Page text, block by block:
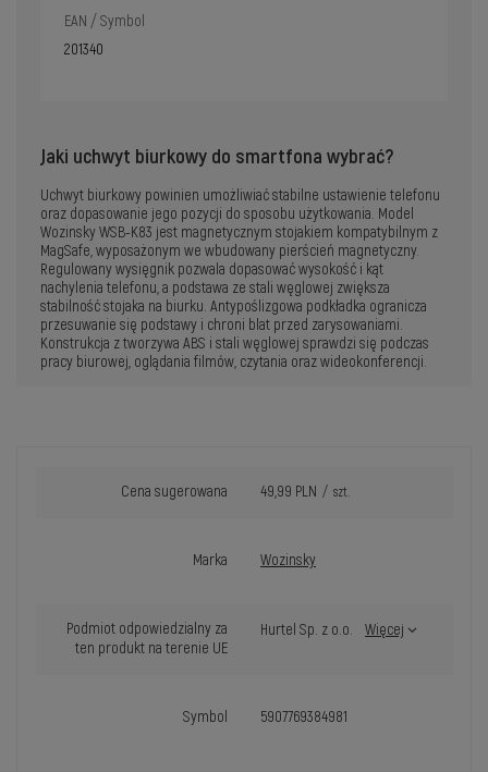
EAN / Symbol
201340
Jaki uchwyt biurkowy do smartfona wybrać?
Uchwyt biurkowy powinien umożliwiać stabilne ustawienie telefonu
oraz dopasowanie jego pozycji do sposobu użytkowania. Model
Wozinsky WSB-K83 jest magnetycznym stojakiem kompatybilnym z
MagSafe, wyposażonym we wbudowany pierścień magnetyczny.
Regulowany wysięgnik pozwala dopasować wysokość i kąt
nachylenia telefonu, a podstawa ze stali węglowej zwiększa
stabilność stojaka na biurku. Antypoślizgowa podkładka ogranicza
przesuwanie się podstawy i chroni blat przed zarysowaniami.
Konstrukcja z tworzywa ABS i stali węglowej sprawdzi się podczas
pracy biurowej, oglądania filmów, czytania oraz wideokonferencji.
Cena sugerowana 49,99 PLN / szt.
Marka Wozinsky
Podmiot odpowiedzialny za
ten produkt na terenie UE
Hurtel Sp. z o.o. Więcej
Symbol 5907769384981